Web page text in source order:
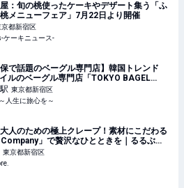
：旬の桃使ったケーキやデザート集う「ふ
メニューフェア」7月22日より開催
京都新宿区
ケーキニュース-
保で話題のベーグル専門店】韓国トレンド
ルのベーグル専門店「TOKYO BAGEL
気TOP3を実食レビュー
駅 東京都新宿区
人生に旅心を～
大人のための極上クレープ！素材にこだわる
」で贅沢なひとときを｜るるぶ
東京都新宿区